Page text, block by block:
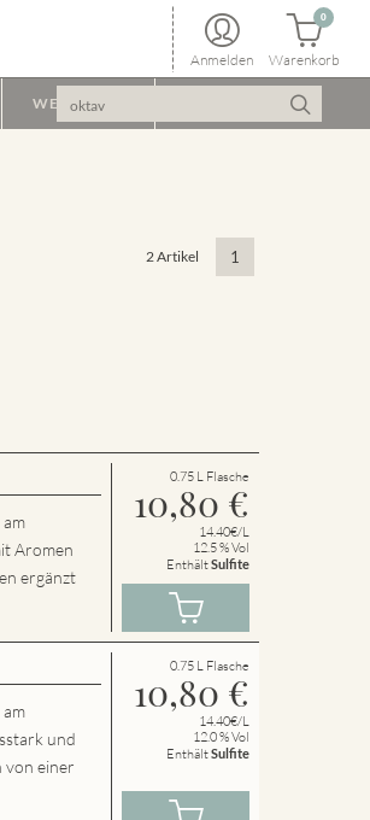
Anmelden Warenkorb
0
WEINPAKET
2 Artikel 1
Aromen
ergänzt
0.75 L Flasche
10,80 €
14.40€/L
12.5 % Vol
EnthältSulfite
und
einer
0.75 L Flasche
10,80 €
14.40€/L
12.0 % Vol
EnthältSulfite